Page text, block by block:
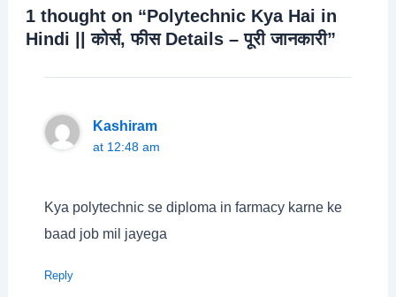
1 thought on “Polytechnic Kya Hai in
Hindi || कोर्स, फीस Details – पूरी जानकारी”
Kashiram
at 12:48 am
Kya polytechnic se diploma in farmacy karne ke
baad job mil jayega
Reply